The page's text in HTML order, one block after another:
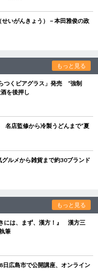
いがんきょう）－本田雅俊の政
もっと見る
つくビアグラス」発売 “強制
を後押し
名店監修から冷製うどんまで“夏
ルメから雑貨まで約30ブランド
もっと見る
には、まず、漢方！』 漢方三
筆
広島市で公開講座、オンライン